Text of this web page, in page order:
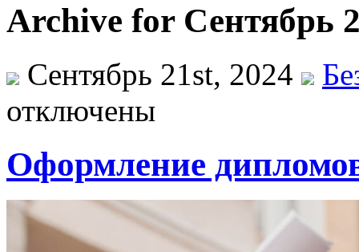
Archive for Сентябрь
Сентябрь 21st, 2024
отключены
Оформление